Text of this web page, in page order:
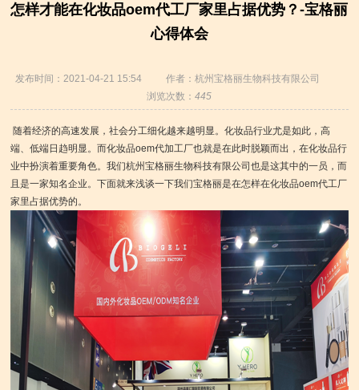
怎样才能在化妆品oem代工厂家里占据优势？-宝格丽
心得体会
发布时间：2021-04-21 15:54
作者：杭州宝格丽生物科技有限公司
浏览次数：445
随着经济的高速发展，社会分工细化越来越明显。化妆品行业尤是如此，高
端、低端日趋明显。而化妆品oem代加工厂也就是在此时脱颖而出，在化妆品行
业中扮演着重要角色。我们杭州宝格丽生物科技有限公司也是这其中的一员，而
且是一家知名企业。下面就来浅谈一下我们宝格丽是在怎样在化妆品oem代工厂
家里占据优势的。